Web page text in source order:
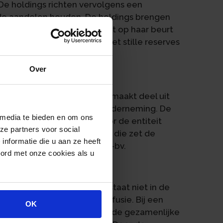
Over
te bieden en om ons
partners voor social
die u aan ze heeft
met onze cookies als u
OK
holdings richten vervolgens een
aandelen houden. De holdings brengen
bv in. Die bv richt op haar beurt
in. Het bedrijfspand met stille reserves
op dezelfde dag.
omzetting af. De inbreng maakt deel uit
op overdracht van de onderneming. De
wordt voortgezet door de entiteit
holding, maar die zet de
uiteindelijk in de werk-bv.
de dooroverdracht staat niet in de
eenheid of een bedrijfsfusie. Bij een
de persoonlijke holding en de gezamenlijke